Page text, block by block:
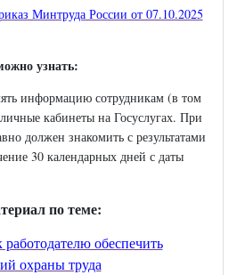
Минтруда России от 07.10.2025
узнать:
информацию сотрудникам (в том
кабинеты на Госуслугах. При
должен знакомить с результатами
30 календарных дней с даты
по теме:
обеспечить
охраны труда